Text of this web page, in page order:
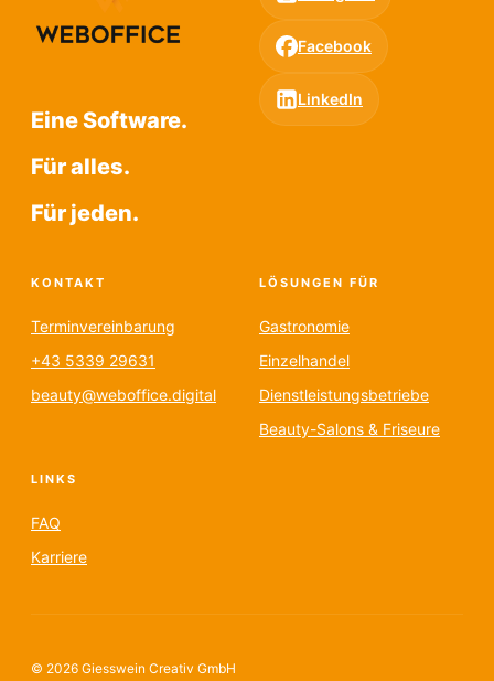
Eine Software.
Für alles.
Für jeden.
Facebook
LinkedIn
KONTAKT
Terminvereinbarung
+43 5339 29631
beauty@weboffice.digital
LÖSUNGEN FÜR
Gastronomie
Einzelhandel
Dienstleistungsbetriebe
Beauty-Salons & Friseure
LINKS
FAQ
Karriere
© 2026 Giesswein Creativ GmbH